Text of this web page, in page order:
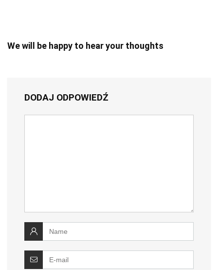
We will be happy to hear your thoughts
DODAJ ODPOWIEDŹ